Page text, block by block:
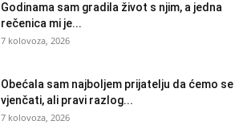
Godinama sam gradila život s njim, a jedna
rečenica mi je...
7 kolovoza, 2026
Obećala sam najboljem prijatelju da ćemo se
vjenčati, ali pravi razlog...
7 kolovoza, 2026